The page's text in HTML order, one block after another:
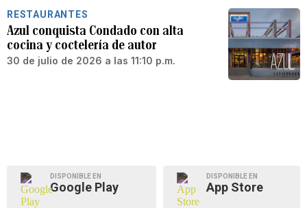
RESTAURANTES
Azul conquista Condado con alta
cocina y coctelería de autor
30 de julio de 2026 a las 11:10 p.m.
DISPONIBLE EN
Google Play
DISPONIBLE EN
App Store